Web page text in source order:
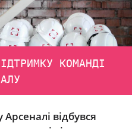
КОМАНДІ
відбувся